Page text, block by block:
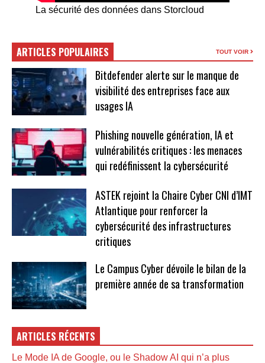
La sécurité des données dans Storcloud
ARTICLES POPULAIRES TOUT VOIR
Bitdefender alerte sur le manque de
visibilité des entreprises face aux
usages IA
Phishing nouvelle génération, IA et
vulnérabilités critiques : les menaces
qui redéfinissent la cybersécurité
ASTEK rejoint la Chaire Cyber CNI d’IMT
Atlantique pour renforcer la
cybersécurité des infrastructures
critiques
Le Campus Cyber dévoile le bilan de la
première année de sa transformation
ARTICLES RÉCENTS
Le Mode IA de Google, ou le Shadow AI qui n’a plus